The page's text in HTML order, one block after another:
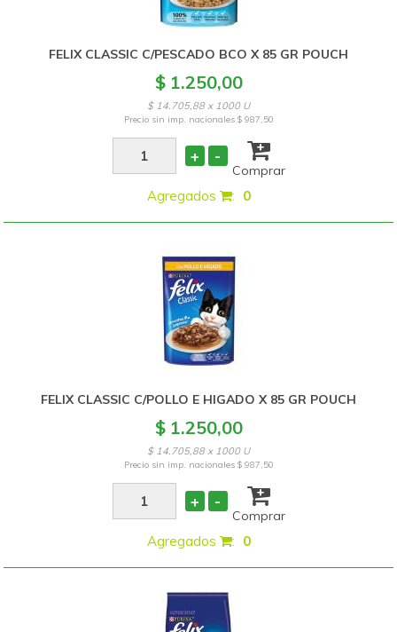
FELIX CLASSIC C/PESCADO BCO X 85 GR POUCH
$ 1.250,00
$ 14.705,88 x 1000 U
Precio sin imp. nacionales $ 987,50
+ -
Comprar
Agregados : 0
FELIX CLASSIC C/POLLO E HIGADO X 85 GR POUCH
$ 1.250,00
$ 14.705,88 x 1000 U
Precio sin imp. nacionales $ 987,50
+ -
Comprar
Agregados : 0